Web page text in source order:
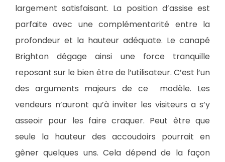
largement satisfaisant. La position d’assise est
parfaite avec une complémentarité entre la
profondeur et la hauteur adéquate. Le canapé
Brighton dégage ainsi une force tranquille
reposant sur le bien être de l’utilisateur. C’est l’un
des arguments majeurs de ce modèle. Les
vendeurs n’auront qu’à inviter les visiteurs a s’y
asseoir pour les faire craquer. Peut être que
seule la hauteur des accoudoirs pourrait en
gêner quelques uns. Cela dépend de la façon